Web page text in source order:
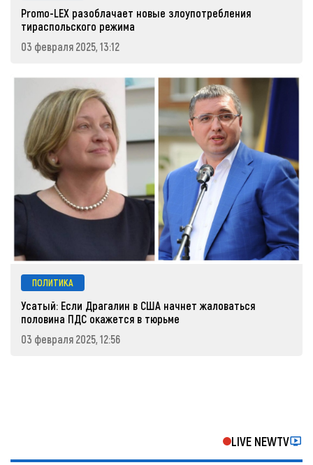
Promo-LEX разоблачает новые злоупотребления
тираспольского режима
03 февраля 2025, 13:12
ПОЛИТИКА
Усатый: Если Драгалин в США начнет жаловаться
половина ПДС окажется в тюрьме
03 февраля 2025, 12:56
LIVE NEWTV